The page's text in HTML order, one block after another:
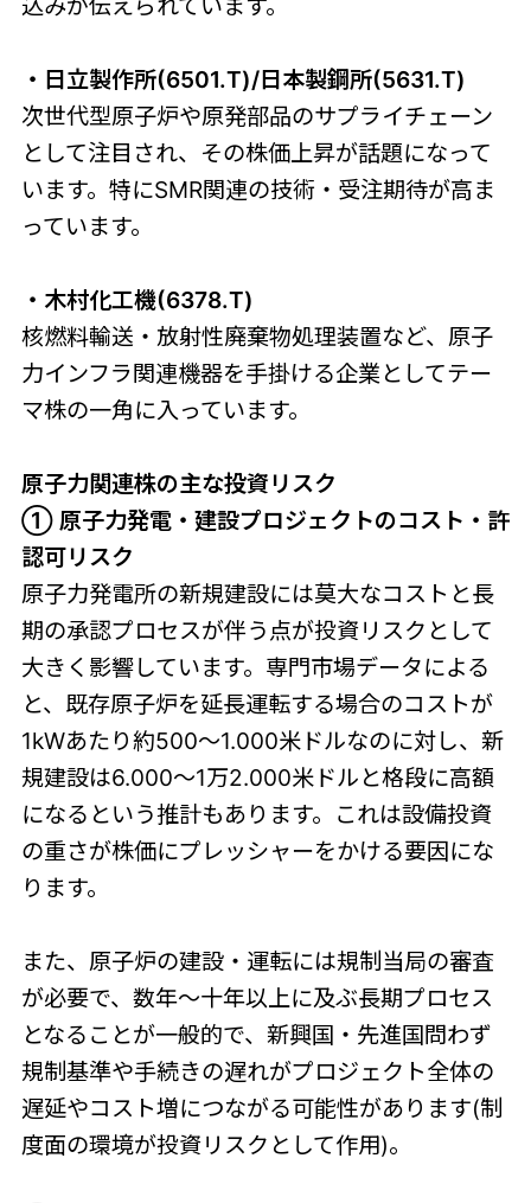
込みが伝えられています。
・日立製作所(6501.T)/日本製鋼所(5631.T)
次世代型原子炉や原発部品のサプライチェーン
として注目され、その株価上昇が話題になって
います。特にSMR関連の技術・受注期待が高ま
っています。
・木村化工機(6378.T)
核燃料輸送・放射性廃棄物処理装置など、原子
力インフラ関連機器を手掛ける企業としてテー
マ株の一角に入っています。
原子力関連株の主な投資リスク
① 原子力発電・建設プロジェクトのコスト・許
認可リスク
原子力発電所の新規建設には莫大なコストと長
期の承認プロセスが伴う点が投資リスクとして
大きく影響しています。専門市場データによる
と、既存原子炉を延長運転する場合のコストが
1kWあたり約500〜1.000米ドルなのに対し、新
規建設は6.000〜1万2.000米ドルと格段に高額
になるという推計もあります。これは設備投資
の重さが株価にプレッシャーをかける要因にな
ります。
また、原子炉の建設・運転には規制当局の審査
が必要で、数年〜十年以上に及ぶ長期プロセス
となることが一般的で、新興国・先進国問わず
規制基準や手続きの遅れがプロジェクト全体の
遅延やコスト増につながる可能性があります(制
度面の環境が投資リスクとして作用)。